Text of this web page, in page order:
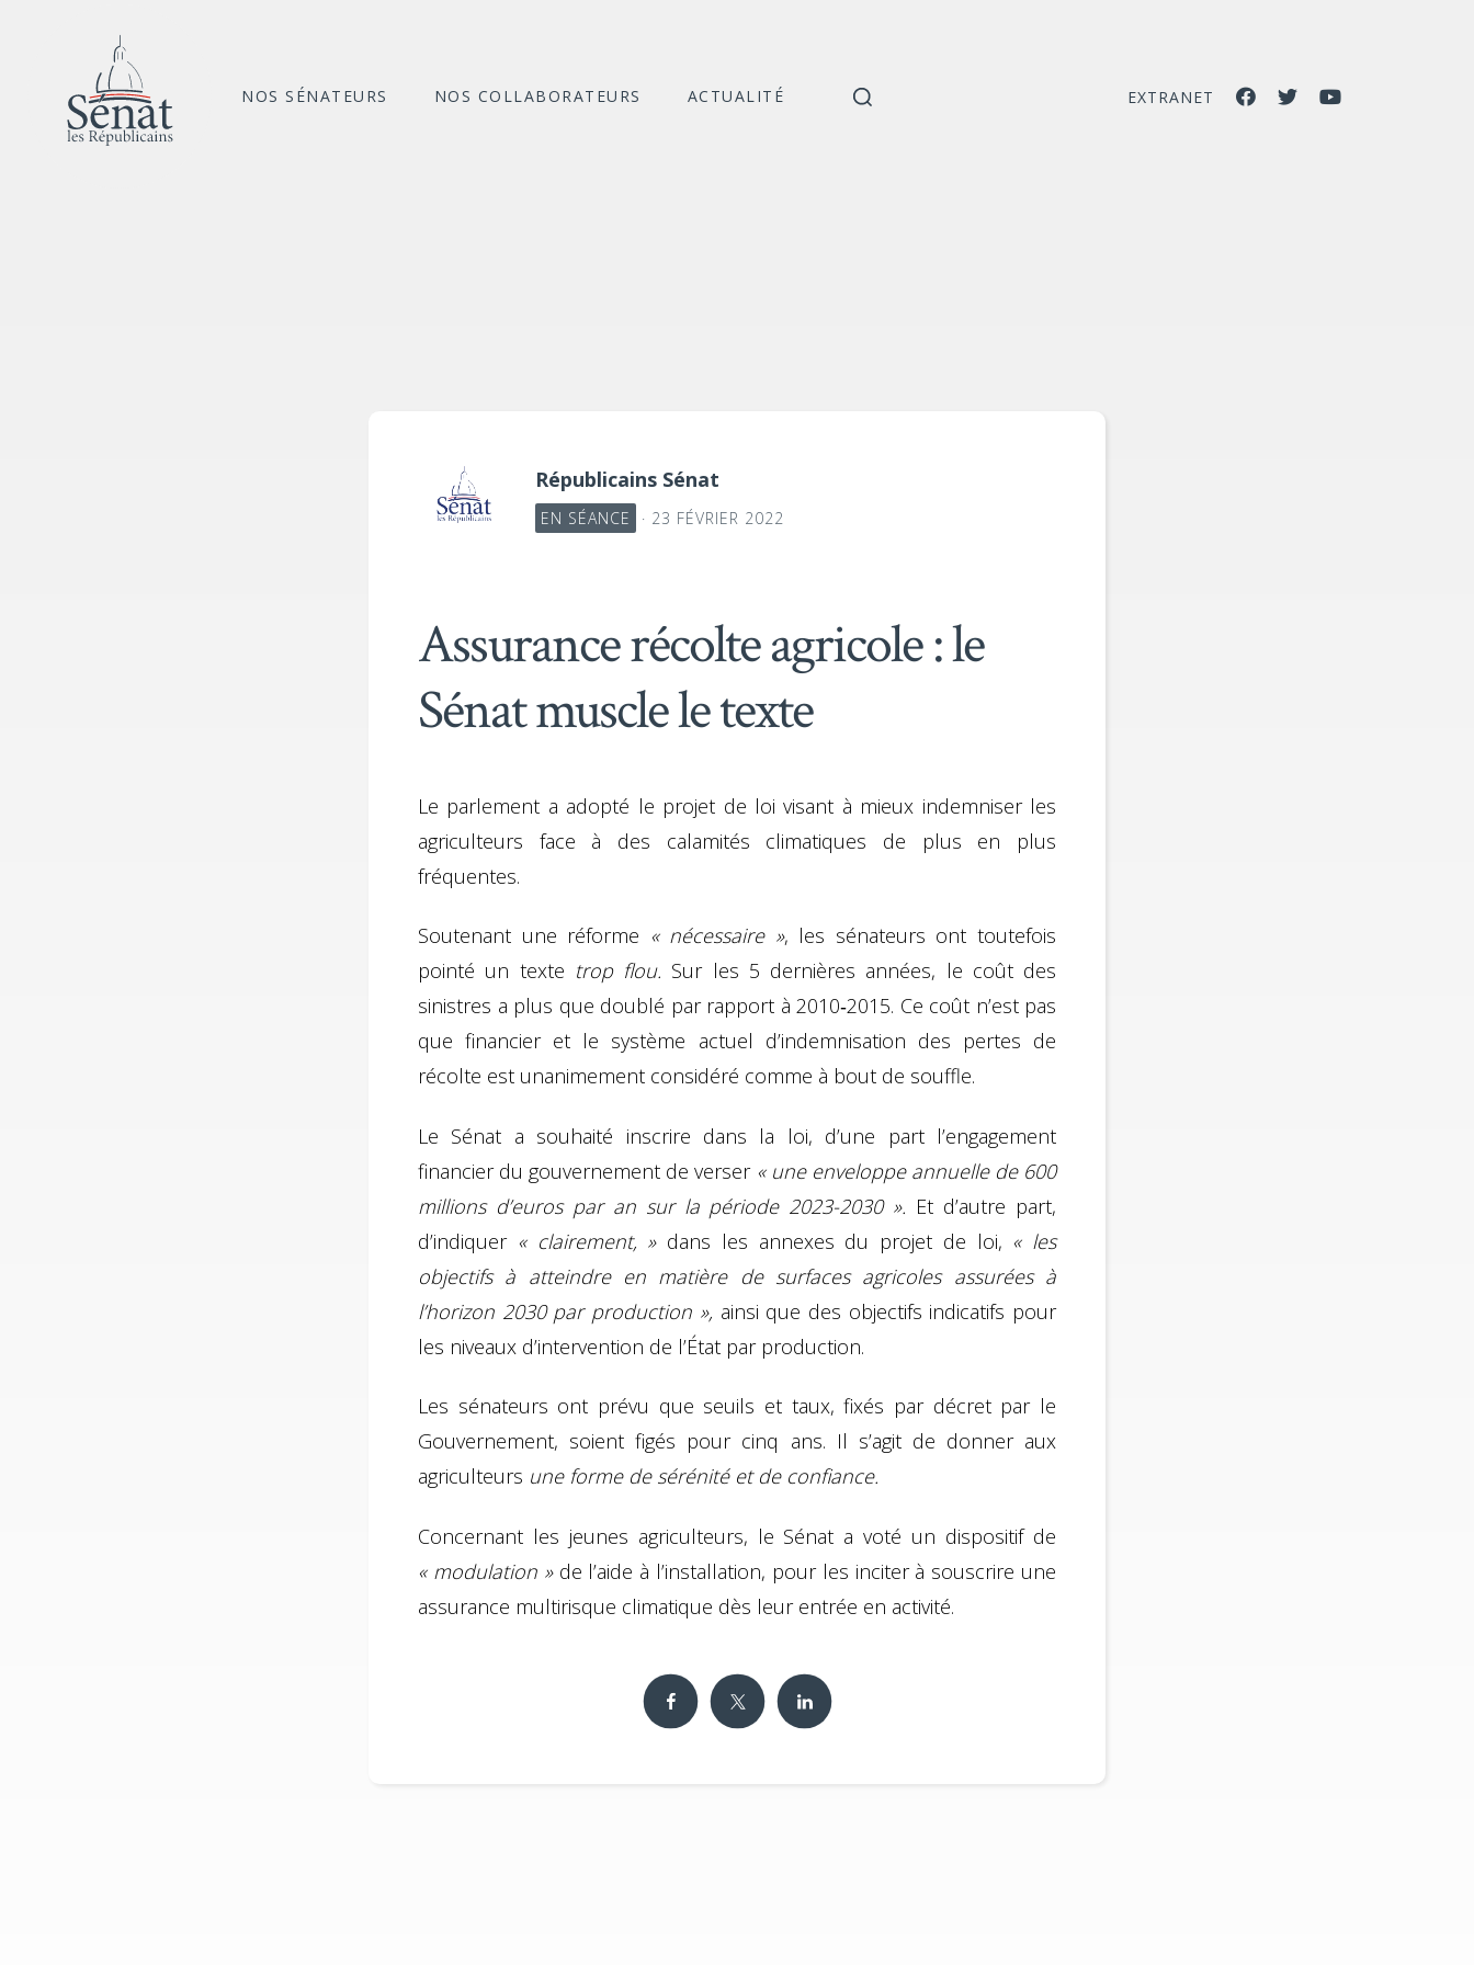
NOS SÉNATEURS NOS COLLABORATEURS ACTUALITÉ EXTRANET
Républicains Sénat
EN SÉANCE · 23 FÉVRIER 2022
Assurance récolte agricole : le
Sénat muscle le texte
Le parlement a adopté le projet de loi visant à mieux indemniser les
agriculteurs face à des calamités climatiques de plus en plus
fréquentes.
Soutenant une réforme « nécessaire », les sénateurs ont toutefois
pointé un texte trop flou. Sur les 5 dernières années, le coût des
sinistres a plus que doublé par rapport à 2010‑2015. Ce coût n’est pas
que financier et le système actuel d’indemnisation des pertes de
récolte est unanimement considéré comme à bout de souffle.
Le Sénat a souhaité inscrire dans la loi, d’une part l’engagement
financier du gouvernement de verser« une enveloppe annuelle de 600
millions d’euros par an sur la période 2023-2030 ». Et d’autre part,
d’indiquer « clairement, »dans les annexes du projet de loi, « les
objectifs à atteindre en matière de surfaces agricoles assurées à
l’horizon 2030 par production », ainsi que des objectifs indicatifs pour
les niveaux d’intervention de l’État par production.
Les sénateurs ont prévu que seuils et taux, fixés par décret par le
Gouvernement, soient figés pour cinq ans. Il s’agit de donner aux
agriculteurs une forme de sérénité et de confiance.
Concernant les jeunes agriculteurs, le Sénat a voté un dispositif de
« modulation »de l’aide à l’installation, pour les inciter à souscrire une
assurance multirisque climatique dès leur entrée en activité.